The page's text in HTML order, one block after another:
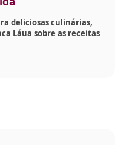
deliciosas culinárias,
Láua sobre as receitas